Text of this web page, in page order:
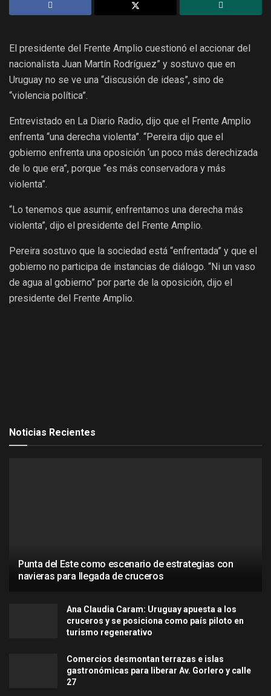
El presidente del Frente Amplio cuestionó el accionar del
nacionalista Juan Martín Rodríguez” y sostuvo que en
Uruguay no se ve una “discusión de ideas”, sino de
“violencia política”.
Entrevistado en La Diario Radio, dijo que el Frente Amplio
enfrenta “una derecha violenta”. “Pereira dijo que el
gobierno enfrenta una oposición ‘un poco más derechizada
de lo que era”, porque “es más conservadora y más
violenta”.
“Lo tenemos que asumir, enfrentamos una derecha más
violenta”, dijo el presidente del Frente Amplio.
Pereira sostuvo que la sociedad está “enfrentada” y que el
gobierno no participa de instancias de diálogo. “Ni un vaso
de agua al gobierno” por parte de la oposición, dijo el
presidente del Frente Amplio.
Noticias Recientes
Punta del Este como escenario de estrategias con
navieras para llegada de cruceros
Ana Claudia Caram: Uruguay apuesta a los
cruceros y se posiciona como país piloto en
turismo regenerativo
Comercios desmontan terrazas e islas
gastronómicas para liberar Av. Gorlero y calle
27